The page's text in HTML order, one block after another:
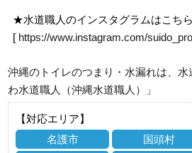
★水道職人のインスタグラムはこちら
[ https://www.instagram.com/
沖縄のトイレのつまり・水漏れは、
わ水道職人（沖縄水道職人）」
【対応エリア】
名護市
国頭村